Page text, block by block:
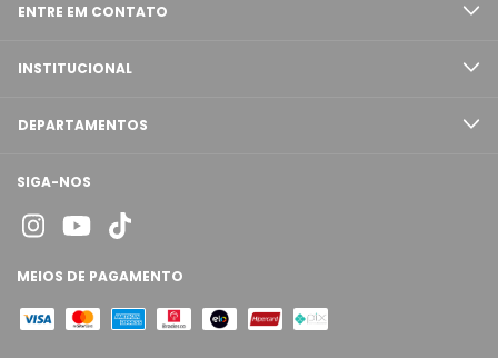
ENTRE EM CONTATO
INSTITUCIONAL
DEPARTAMENTOS
SIGA-NOS
MEIOS DE PAGAMENTO